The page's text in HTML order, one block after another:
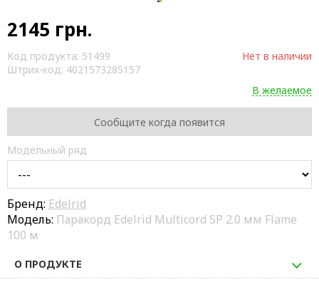
2145 грн.
Код продукта: 51499
Штрих-код: 4021573285157
Нет в наличии
В желаемое
Сообщите когда появится
Модельный ряд
Бренд: Edelrid
Модель: Паракорд Edelrid Multicord SP 2.0 мм Flame
100 м
О ПРОДУКТЕ